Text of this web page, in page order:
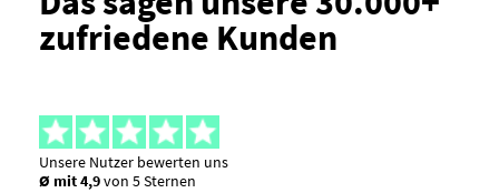
zufriedene Kunden
Unsere Nutzer bewerten uns
Ø mit 4,9von 5 Sternen